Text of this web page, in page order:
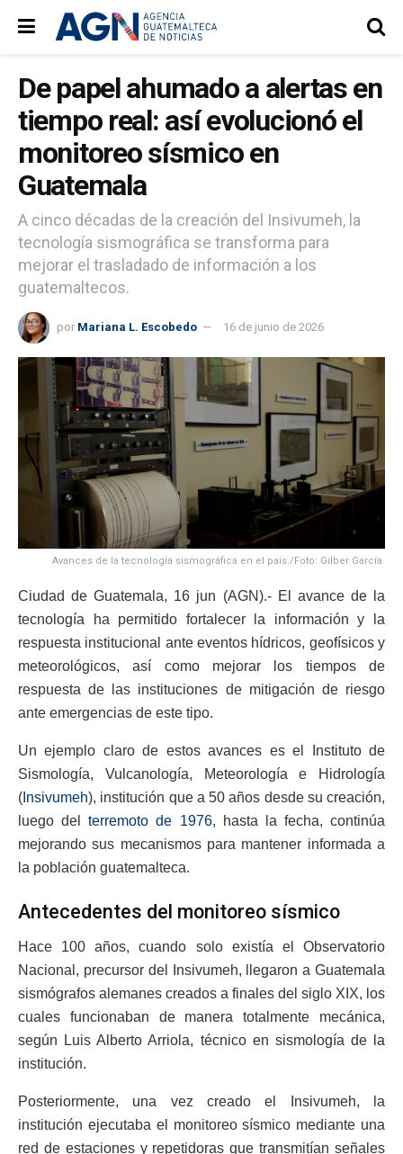
De papel ahumado a alertas en
tiempo real: así evolucionó el
monitoreo sísmico en
Guatemala
A cinco décadas de la creación del Insivumeh, la
tecnología sismográfica se transforma para
mejorar el trasladado de información a los
guatemaltecos.
por Mariana L. Escobedo 16 de junio de 2026
Avances de la tecnología sismográfica en el país./Foto: Gilber García.
Ciudad de Guatemala, 16 jun (AGN).- El avance de la
tecnología ha permitido fortalecer la información y la
respuesta institucional ante eventos hídricos, geofísicos y
meteorológicos, así como mejorar los tiempos de
respuesta de las instituciones de mitigación de riesgo
ante emergencias de este tipo.
Un ejemplo claro de estos avances es el Instituto de
Sismología, Vulcanología, Meteorología e Hidrología
( Insivumeh), institución que a 50 años desde su creación,
luego delterremoto de 1976, hasta la fecha, continúa
mejorando sus mecanismos para mantener informada a
la población guatemalteca.
Antecedentes del monitoreo sísmico
Hace 100 años, cuando solo existía el Observatorio
Nacional, precursor del Insivumeh, llegaron a Guatemala
sismógrafos alemanes creados a finales del siglo XIX, los
cuales funcionaban de manera totalmente mecánica,
según Luis Alberto Arriola, técnico en sismología de la
institución.
Posteriormente, una vez creado el Insivumeh, la
institución ejecutaba el monitoreo sísmico mediante una
red de estaciones y repetidoras que transmitían señales